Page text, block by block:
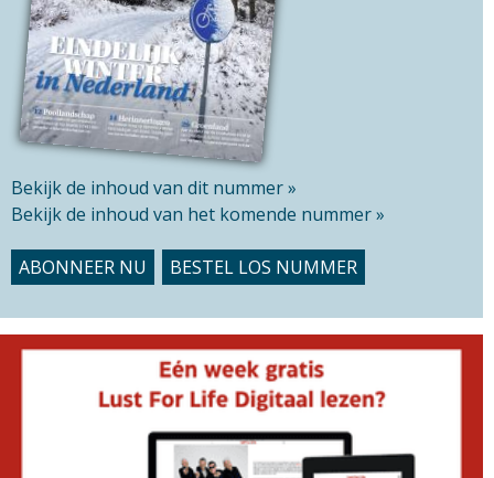
Bekijk de inhoud van dit nummer »
Bekijk de inhoud van het komende nummer »
ABONNEER NU BESTEL LOS NUMMER